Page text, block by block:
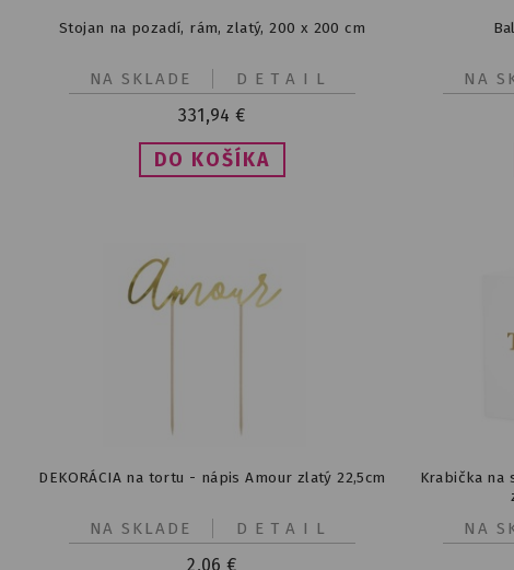
Stojan na pozadí, rám, zlatý, 200 x 200 cm
331,94 €
DETAIL
NA SKLADE NA
DEKORÁCIA na tortu - nápis Amour zlatý 22,5cm
2,06 €
DETAIL
NA SKLADE
Krabička na
NA